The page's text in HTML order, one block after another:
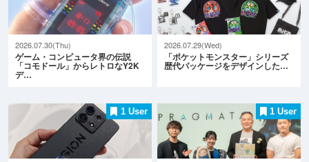
2026.07.30(Thu)
ゲーム・コンピュータ界の伝説
「コモドール」からレトロなY2K
デ…
2026.07.29(Wed)
「ポケットモンスター」シリーズ
歴代パッケージをデザインした…
1 User 1 User